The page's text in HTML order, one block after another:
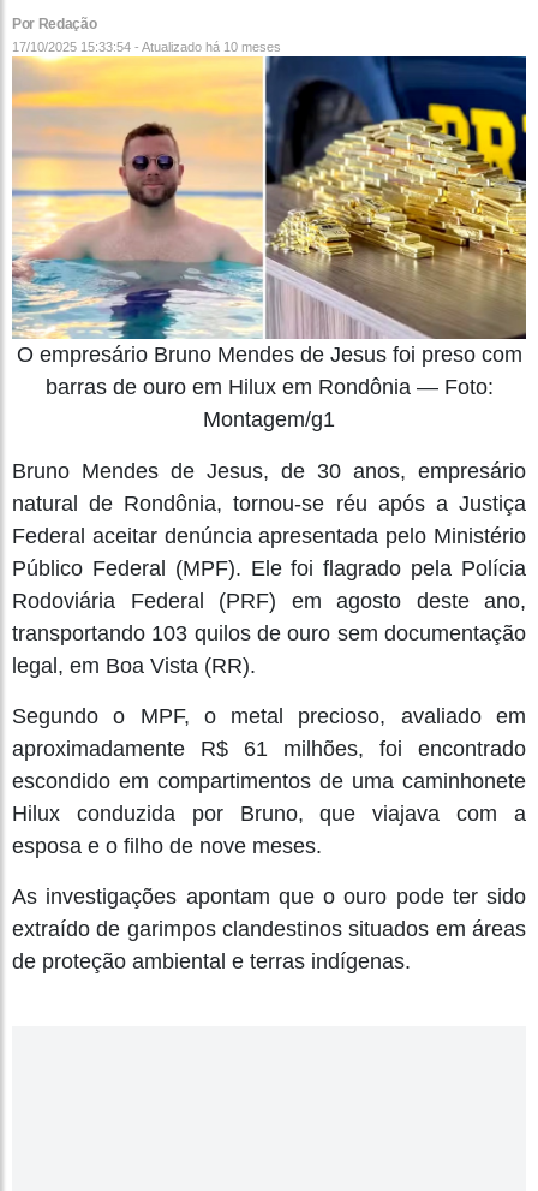
Por Redação
17/10/2025 15:33:54 - Atualizado há 10 meses
O empresário Bruno Mendes de Jesus foi preso com
barras de ouro em Hilux em Rondônia — Foto:
Montagem/g1
Bruno Mendes de Jesus, de 30 anos, empresário
natural de Rondônia, tornou-se réu após a Justiça
Federal aceitar denúncia apresentada pelo Ministério
Público Federal (MPF). Ele foi flagrado pela Polícia
Rodoviária Federal (PRF) em agosto deste ano,
transportando 103 quilos de ouro sem documentação
legal, em Boa Vista (RR).
Segundo o MPF, o metal precioso, avaliado em
aproximadamente R$ 61 milhões, foi encontrado
escondido em compartimentos de uma caminhonete
Hilux conduzida por Bruno, que viajava com a
esposa e o filho de nove meses.
As investigações apontam que o ouro pode ter sido
extraído de garimpos clandestinos situados em áreas
de proteção ambiental e terras indígenas.